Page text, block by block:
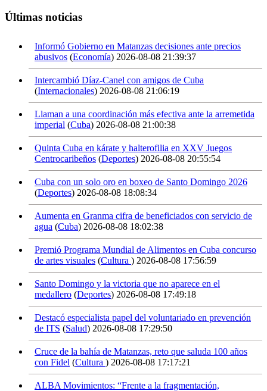
Últimas noticias
Informó Gobierno en Matanzas decisiones ante precios
abusivos (Economía) 2026-08-08 21:39:37
Intercambió Díaz-Canel con amigos de Cuba
(Internacionales) 2026-08-08 21:06:19
Llaman a una coordinación más efectiva ante la arremetida
imperial (Cuba) 2026-08-08 21:00:38
Quinta Cuba en kárate y halterofilia en XXV Juegos
Centrocaribeños (Deportes) 2026-08-08 20:55:54
Cuba con un solo oro en boxeo de Santo Domingo 2026
(Deportes) 2026-08-08 18:08:34
Aumenta en Granma cifra de beneficiados con servicio de
agua (Cuba) 2026-08-08 18:02:38
Premió Programa Mundial de Alimentos en Cuba concurso
de artes visuales (Cultura ) 2026-08-08 17:56:59
Santo Domingo y la victoria que no aparece en el
medallero (Deportes) 2026-08-08 17:49:18
Destacó especialista papel del voluntariado en prevención
de ITS (Salud) 2026-08-08 17:29:50
Cruce de la bahía de Matanzas, reto que saluda 100 años
con Fidel (Cultura ) 2026-08-08 17:17:21
ALBA Movimientos: “Frente a la fragmentación,